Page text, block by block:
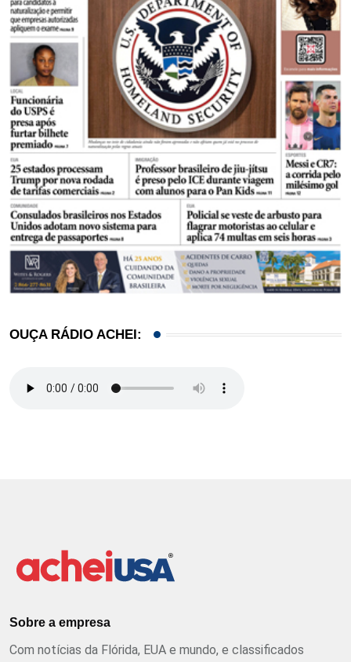
OUÇA RÁDIO ACHEI:
Sobre a empresa
Com notícias da Flórida, EUA e mundo, e classificados